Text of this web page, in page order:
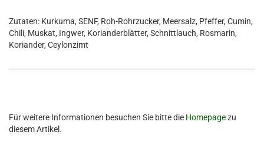
Zutaten: Kurkuma, SENF, Roh-Rohrzucker, Meersalz, Pfeffer, Cumin,
Chili, Muskat, Ingwer, Korianderblätter, Schnittlauch, Rosmarin,
Koriander, Ceylonzimt
Für weitere Informationen besuchen Sie bitte die Homepagezu
diesem Artikel.